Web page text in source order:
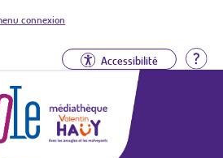
connexion
Accessibilité